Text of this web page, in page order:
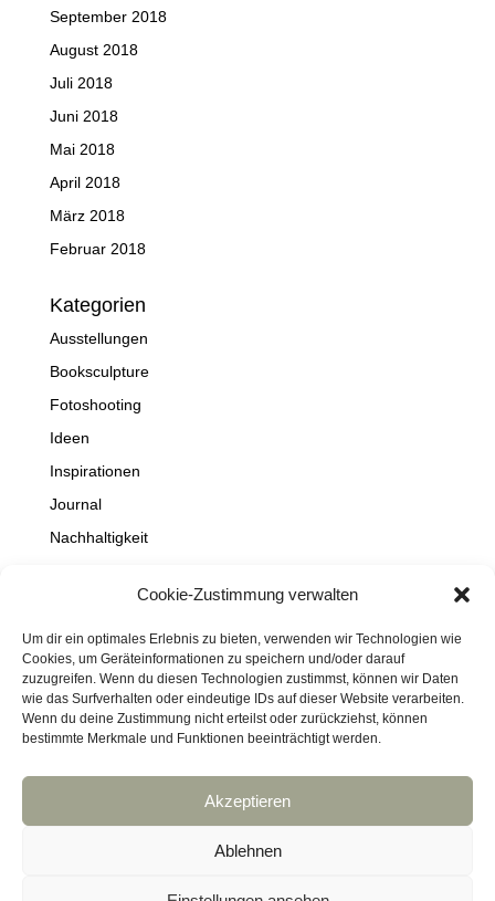
Cookie-Zustimmung verwalten
Um dir ein optimales Erlebnis zu bieten, verwenden wir Technologien wie
Cookies, um Geräteinformationen zu speichern und/oder darauf
zuzugreifen. Wenn du diesen Technologien zustimmst, können wir Daten
wie das Surfverhalten oder eindeutige IDs auf dieser Website verarbeiten.
Wenn du deine Zustimmung nicht erteilst oder zurückziehst, können
bestimmte Merkmale und Funktionen beeinträchtigt werden.
Akzeptieren
Ablehnen
September 2018
August 2018
Juli 2018
Juni 2018
Mai 2018
April 2018
März 2018
Februar 2018
Kategorien
Ausstellungen
Booksculpture
Fotoshooting
Ideen
Inspirationen
Journal
Nachhaltigkeit
Projekte
Schaufenster
Travel
Datenschutz
Haftungsausschluss